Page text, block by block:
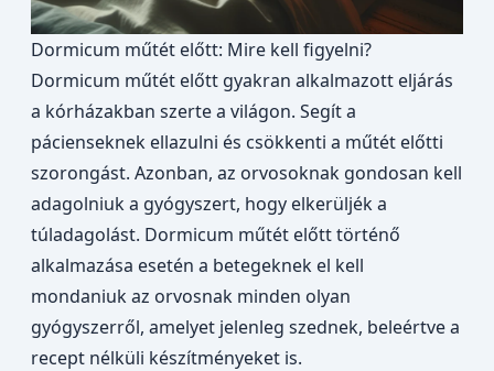
Dormicum műtét előtt: Mire kell figyelni?
Dormicum műtét előtt gyakran alkalmazott eljárás
a kórházakban szerte a világon. Segít a
pácienseknek ellazulni és csökkenti a műtét előtti
szorongást. Azonban, az orvosoknak gondosan kell
adagolniuk a gyógyszert, hogy elkerüljék a
túladagolást. Dormicum műtét előtt történő
alkalmazása esetén a betegeknek el kell
mondaniuk az orvosnak minden olyan
gyógyszerről, amelyet jelenleg szednek, beleértve a
recept nélküli készítményeket is.